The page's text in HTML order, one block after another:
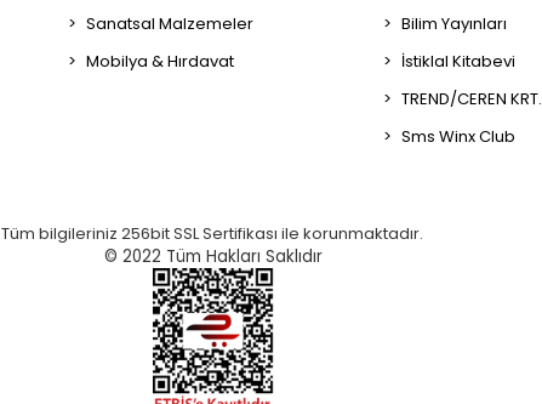
Sanatsal Malzemeler
Mobilya & Hırdavat
Bilim Yayınları
İstiklal Kitabevi
TREND/CEREN KRT.
Sms Winx Club
Tüm bilgileriniz 256bit SSL Sertifikası ile korunmaktadır.
© 2022 Tüm Hakları Saklıdır